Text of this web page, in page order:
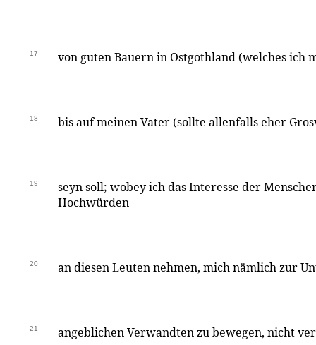
17 von guten Bauern in Ostgothland (welches ich
18 bis auf meinen Vater (sollte allenfalls eher
19
seyn soll; wobey ich das Interesse der
Hochwürden
20 an diesen Leuten nehmen, mich nämlich zur
21 angeblichen Verwandten zu bewegen, nicht